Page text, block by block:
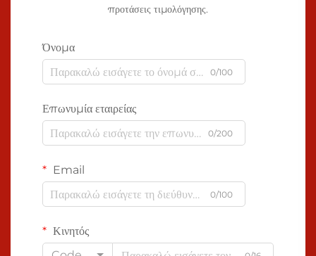
προτάσεις τιμολόγησης.
Όνομα
0/100
Επωνυμία εταιρείας
0/200
Email
0/100
Κινητός